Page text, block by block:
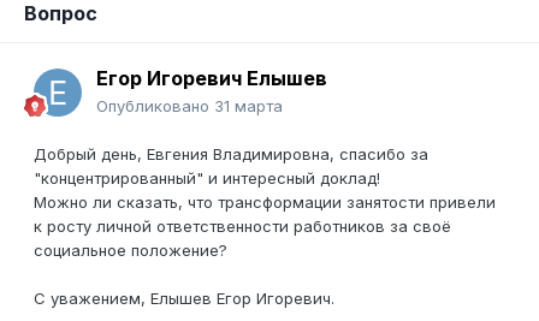
Вопрос
Егор Игоревич Елышев
Опубликовано 31 марта
Добрый день, Евгения Владимировна, спасибо за
"концентрированный" и интересный доклад!
Можно ли сказать, что трансформации занятости привели
к росту личной ответственности работников за своё
социальное положение?
С уважением, Елышев Егор Игоревич.